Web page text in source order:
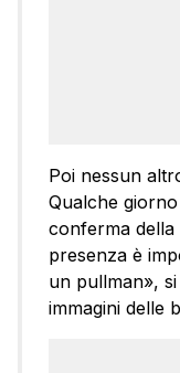
Poi nessun
Qualche
conferma della
presenza è
un pullman»,
immagini delle